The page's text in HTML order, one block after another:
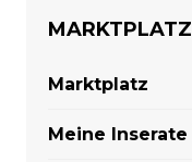
MARKTPLATZ
Marktplatz
Meine Inserate